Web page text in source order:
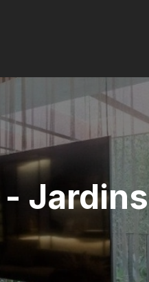
Jardins